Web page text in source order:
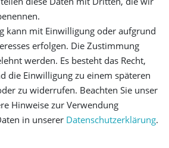
stay connected
Daten­schutz­erklärung AGB
kann mit Einwilligung oder aufgrund
erfolgen. Die Zustimmung
werden. Es besteht das Recht,
die Einwilligung zu einem späteren
zu widerrufen. Beachten Sie unser
Hinweise zur Verwendung
in unserer Daten­schutz­erklärung.